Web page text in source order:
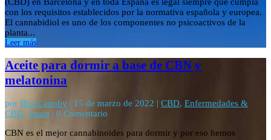
con los requisitos establecidos por la normativa española y europea.
El cannabidiol es uno de los componentes no psicoactivos de la
planta...
Leer más
Aceite para dormir a base de CBN y
melatonina
por BlueCanoby | 15 de marzo de 2022 | CBD, Enfermedades &
CBD, Spain | 0 Comentario
CBN es el mejor cannabinoides para dormir y por eso hemos